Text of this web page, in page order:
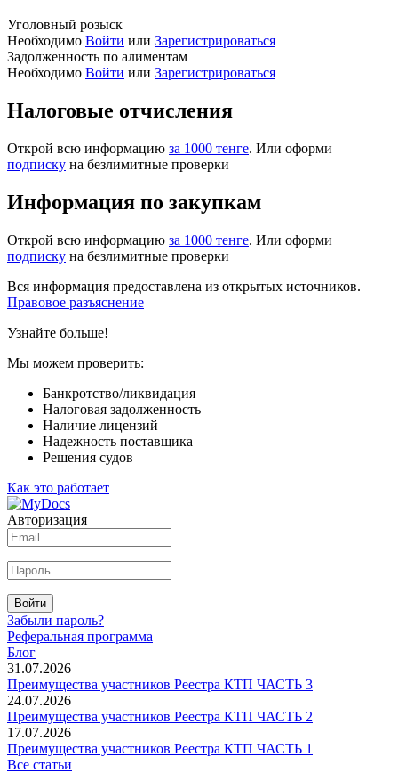
Уголовный розыск
Необходимо Войти или Зарегистрироваться
Задолженность по алиментам
Необходимо Войти или Зарегистрироваться
Налоговые отчисления
Открой всю информацию за 1000 тенге. Или оформи
подписку на безлимитные проверки
Информация по закупкам
Открой всю информацию за 1000 тенге. Или оформи
подписку на безлимитные проверки
Вся информация предоставлена из открытых источников.
Правовое разъяснение
Узнайте больше!
Мы можем проверить:
Банкротство/ликвидация
Налоговая задолженность
Наличие лицензий
Надежность поставщика
Решения судов
Как это работает
Авторизация
Войти
Забыли пароль?
Реферальная программа
Блог
31.07.2026
Преимущества участников Реестра КТП ЧАСТЬ 3
24.07.2026
Преимущества участников Реестра КТП ЧАСТЬ 2
17.07.2026
Преимущества участников Реестра КТП ЧАСТЬ 1
Все статьи